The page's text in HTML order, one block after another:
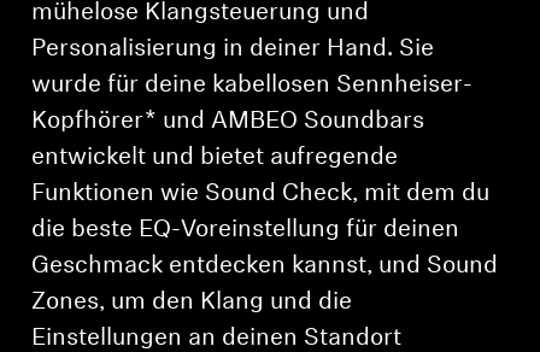
Hearing
TV-Kopfhörer
Ressourcen zum Thema Hören
Soundbars
mühelose Klangsteuerung und
Personalisierung in deiner Hand. Sie
wurde für deine kabellosen Sennheiser-
Kopfhörer* und AMBEO Soundbars
entwickelt und bietet aufregende
Funktionen wie Sound Check, mit dem du
die beste EQ-Voreinstellung für deinen
Geschmack entdecken kannst, und Sound
Zones, um den Klang und die
Einstellungen an deinen Standort